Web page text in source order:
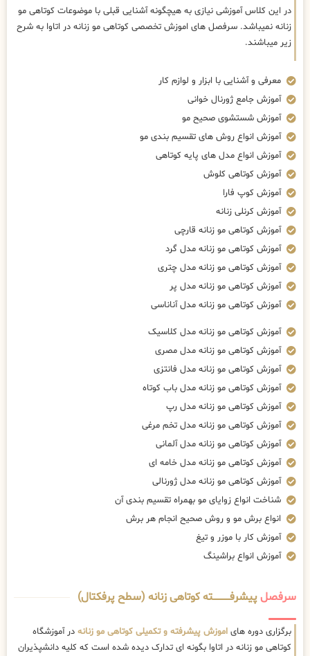
در این کلاس آموزشی نیازی به هیچگونه آشنایی قبلی با موضوعات کوتاهی مو
زنانه نمیباشد. سرفصل های اموزش تخصصی کوتاهی مو زنانه در اتاوا به شرح
زیر میباشند.
معرفی و آشنایی با ابزار و لوازم کار
آموزش جامع ژورنال خوانی
آموزش شستشوی صحیح مو
آموزش انواع روش های تقسیم بندی مو
آموزش انواع مدل های پایه کوتاهی
آموزش کوتاهی کلوش
آموزش کوپ فارا
آموزش کرنلی زنانه
آموزش کوتاهی مو زنانه قارچی
آموزش کوتاهی مو زنانه مدل گرد
آموزش کوتاهی مو زنانه مدل چتری
آموزش کوتاهی مو زنانه مدل پر
آموزش کوتاهی مو زنانه مدل آناناسی
آموزش کوتاهی مو زنانه مدل کلاسیک
آموزش کوتاهی مو زنانه مدل مصری
آموزش کوتاهی مو زنانه مدل فانتزی
آموزش کوتاهی مو زنانه مدل باب کوتاه
آموزش کوتاهی مو زنانه مدل رپ
آموزش کوتاهی مو زنانه مدل تخم مرغی
آموزش کوتاهی مو زنانه مدل آلمانی
آموزش کوتاهی مو زنانه مدل خامه ای
آموزش کوتاهی مو زنانه مدل ژورنالی
شناخت انواع زوایای مو بهمراه تقسیم بندی آن
انواع برش مو و روش صحیح انجام هر برش
آموزش کار با موزر و تیغ
آموزش انواع براشینگ
سرفصلپیشرفــــــــــــته کوتاهی زنانه (سطح پرفکتال)
برگزاری دوره های اموزش پیشرفته و تکمیلی کوتاهی مو زنانه در آموزشگاه
کوتاهی مو زنانه در اتاوا بگونه ای تدارک دیده شده است که کلیه دانشپذیران